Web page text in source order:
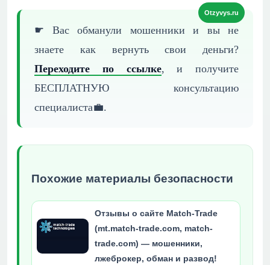
☛ Вас обманули мошенники и вы не
знаете как вернуть свои деньги?
Переходите по ссылке, и получите
БЕСПЛАТНУЮ консультацию
специалиста💼.
Похожие материалы безопасности
Отзывы о сайте Match-Trade
(mt.match-trade.com, match-
trade.com) — мошенники,
лжеброкер, обман и развод!